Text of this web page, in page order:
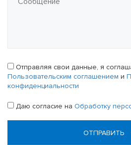
Отправляя свои данные, я
Пользовательским соглашением и
конфиденциальности
Даю согласие на Обработку
ОТПРАВИТЬ